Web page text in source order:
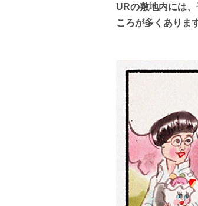
URの敷地内には
ころが多くありま